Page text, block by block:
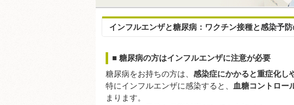
インフルエンザと糖尿病：ワクチン接種と感染予防
■ 糖尿病の方はインフルエンザに注意が必要
糖尿病をお持ちの方は、 感染症にかかると重症化し
特にインフルエンザに感染すると、
血糖コントロー
まります。